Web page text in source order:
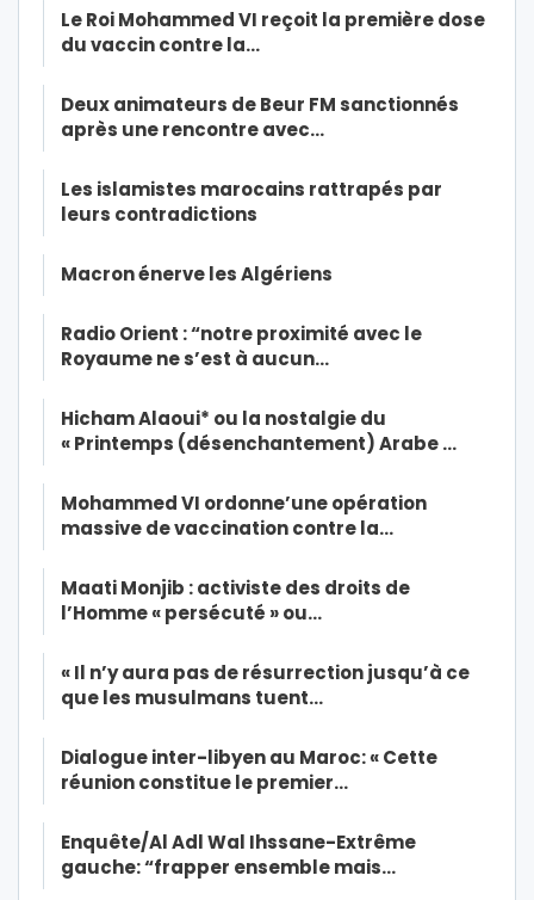
Le Roi Mohammed VI reçoit la première dose
du vaccin contre la…
Deux animateurs de Beur FM sanctionnés
après une rencontre avec…
Les islamistes marocains rattrapés par
leurs contradictions
Macron énerve les Algériens
Radio Orient : “notre proximité avec le
Royaume ne s’est à aucun…
Hicham Alaoui* ou la nostalgie du
« Printemps (désenchantement) Arabe …
Mohammed VI ordonne’une opération
massive de vaccination contre la…
Maati Monjib : activiste des droits de
l’Homme « persécuté » ou…
« Il n’y aura pas de résurrection jusqu’à ce
que les musulmans tuent…
Dialogue inter-libyen au Maroc: « Cette
réunion constitue le premier…
Enquête/Al Adl Wal Ihssane-Extrême
gauche: “frapper ensemble mais…